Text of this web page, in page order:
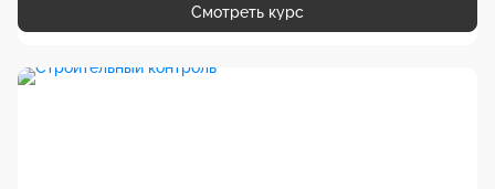
Смотреть курс